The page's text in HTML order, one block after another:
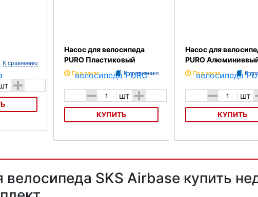
К сравнению
+
Насос для велосипеда
PURO Пластиковый
Под заказ К сравнению
- шт +
КУПИТЬ
Насос для
PURO
Под заказ К
- шт
КУПИТЬ
велосипеда SKS Airbase купить